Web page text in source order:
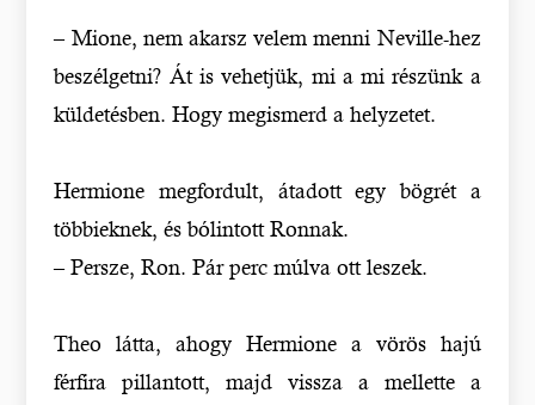
– Mione, nem akarsz velem menni Neville-hez
beszélgetni? Át is vehetjük, mi a mi részünk a
küldetésben. Hogy megismerd a helyzetet.
Hermione megfordult, átadott egy bögrét a
többieknek, és bólintott Ronnak.
– Persze, Ron. Pár perc múlva ott leszek.
Theo látta, ahogy Hermione a vörös hajú
férfira pillantott, majd vissza a mellette a